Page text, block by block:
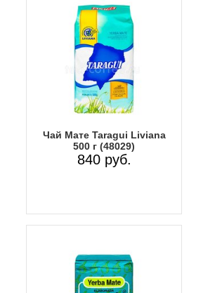
Чай Мате Taragui Liviana
500 г (48029)
840 руб.